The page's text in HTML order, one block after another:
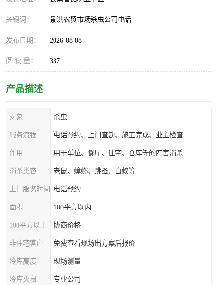
关键词： 景洪农贸市场杀虫公司电话
发布日期： 2026-08-08
阅 读 量： 337
产品描述
对象 杀虫
服务流程 电话预约、上门查勘、施工完成、业主检查
作用 用于单位、餐厅、住宅、仓库等的四害消杀
消杀类容 老鼠、蟑螂、跳蚤、白蚁等
上门服务时间 电话预约
面积 100平方以内
100平方以上 协商价格
非住宅客户 免费查看现场出方案后报价
冷库高度 现场测量
冷库灭鼠 专业公司